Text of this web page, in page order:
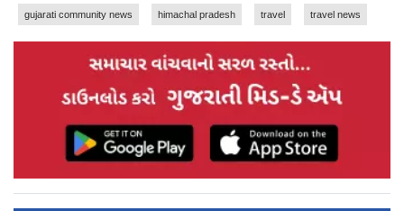
gujarati community news himachal pradesh travel travel news